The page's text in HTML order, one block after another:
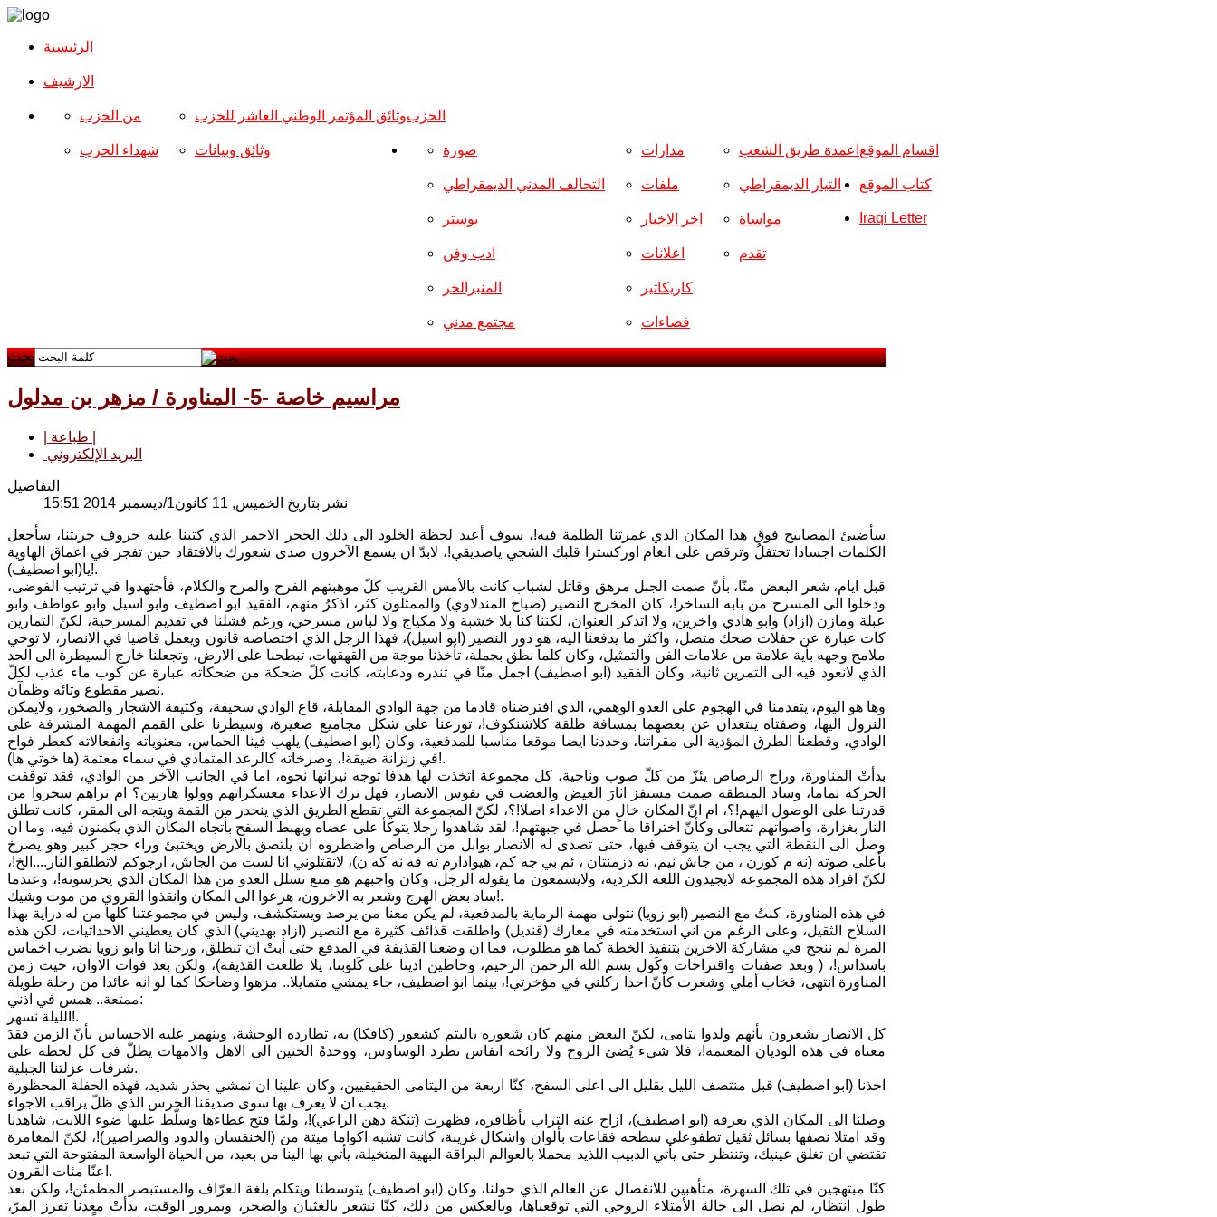
الرئيسية
الارشیف
الحزب من الحزب
شهداء الحزب
وثائق المؤتمر الوطني العاشر للحزب
وثائق وبيانات اقسام الموقع صورة
التحالف المدني الديمقراطي
بوستر
ادب وفن
المنبرالحر
مجتمع مدني
مدارات
ملفات
اخر الاخبار
اعلانات
كاريكاتير
فضاءات
اعمدة طريق الشعب
التيار الديمقراطي
مواساة
تقدم
كتاب الموقع
Iraqi Letter
بحث
مراسيم خاصة -5- المناورة / مزهر بن مدلول
البريد الإلكتروني
التفاصيل
نشر بتاريخ الخميس, 11 كانون1/ديسمبر 2014 15:51
سأضيئ المصابيح فوق هذا المكان الذي غمرتنا الظلمة فيه!، سوف أعيد لحظة الخلود الى ذلك الحجر الاحمر الذي كتبنا عليه حروف حريتنا، سأجعل
الكلمات اجسادا تحتفلُ وترقص على انغام اوركسترا قلبك الشجي ياصديقي!، لابدّ ان يسمع الآخرون صدى شعورك بالافتقاد حين تفجر في اعماق الهاوية
يا(ابو اصطيف)!.
قبل ايام، شعر البعض منّا، بأنّ صمت الجبل مرهق وقاتل لشباب كانت بالأمس القريب كلّ موهبتهم الفرح والمرح والكلام، فأجتهدوا في ترتيب الفوضى،
ودخلوا الى المسرح من بابه الساخر!، كان المخرج النصير (صباح المندلاوي) والممثلون كثر، اذكرُ منهم، الفقيد ابو اصطيف وابو اسيل وابو عواطف وابو
عبلة ومازن (ازاد) وابو هادي واخرين، ولا اتذكر العنوان، لكننا كنا بلا خشبة ولا مكياج ولا لباس مسرحي، ورغم فشلنا في تقديم المسرحية، لكنّ التمارين
كات عبارة عن حفلات ضحك متصل، واكثر ما يدفعنا اليه، هو دور النصير (ابو اسيل)، فهذا الرجل الذي اختصاصه قانون ويعمل قاضيا في الانصار، لا توحي
ملامح وجهه بأية علامة من علامات الفن والتمثيل، وكان كلما نطق بجملة، تأخذنا موجة من القهقهات، تبطحنا على الارض، وتجعلنا خارج السيطرة الى الحد
الذي لانعود فيه الى التمرين ثانية، وكان الفقيد (ابو اصطيف) اجمل منّا في تندره ودعابته، كانت كلّ ضحكة من ضحكاته عبارة عن كوب ماء عذب لكلّ
نصير مقطوع وتائه وظمآن.
وها هو اليوم، يتقدمنا في الهجوم على العدو الوهمي، الذي افترضناه قادما من جهة الوادي المقابلة، قاع الوادي سحيقة، وكثيفة الاشجار والصخور، ولايمكن
النزول اليها، وضفتاه يبتعدان عن بعضهما بمسافة طلقة كلاشنكوف!، توزعنا على شكل مجاميع صغيرة، وسيطرنا على القمم المهمة المشرفة على
الوادي، وقطعنا الطرق المؤدية الى مقراتنا، وحددنا ايضا موقعا مناسبا للمدفعية، وكان (ابو اصطيف) يلهب فينا الحماس، معنوياته وانفعالاته كعطر فواح
في زنزانة ضيقة!، وصرخاته كالرعد المتمادي في سماء معتمة (ها خوتي ها)!.
بدأتْ المناورة، وراح الرصاص يئزّ من كلّ صوب وناحية، كل مجموعة اتخذت لها هدفا توجه نيرانها نحوه، اما في الجانب الآخر من الوادي، فقد توقفت
الحركة تماما، وساد المنطقة صمت مستفز اثارَ الغيض والغضب في نفوس الانصار، فهل ترك الاعداء معسكراتهم وولوا هاربين؟ ام تراهم سخروا من
قدرتنا على الوصول اليهم!؟، ام انّ المكان خالٍ من الاعداء اصلا!؟، لكنّ المجموعة التي تقطع الطريق الذي ينحدر من القمة ويتجه الى المقر، كانت تطلق
النار بغزارة، واصواتهم تتعالى وكأنّ اختراقا ما حصل في جبهتهم!، لقد شاهدوا رجلا يتوكأ على عصاه ويهبط السفح بأتجاه المكان الذي يكمنون فيه، وما ان
وصل الى النقطة التي يجب ان يتوقف فيها، حتى تصدى له الانصار بوابل من الرصاص واضطروه ان يلتصق بالارض ويختبئ وراء حجر كبير وهو يصرخ
بأعلى صوته (نه م كوزن ، من جاش نيم، نه دزمنتان ، ئم بي جه كم، هيوادارم ته قه نه كه ن)، لاتقتلوني انا لست من الجاش، ارجوكم لاتطلقو النار....الخ!،
لكنّ افراد هذه المجموعة لايجيدون اللغة الكردية، ولايسمعون ما يقوله الرجل، وكان واجبهم هو منع تسلل العدو من هذا المكان الذي يحرسونه!، وعندما
ساد بعض الهرج وشعر به الاخرون، هرعوا الى المكان وانقذوا القروي من موت وشيك!.
في هذه المناورة، كنتُ مع النصير (ابو زويا) نتولى مهمة الرماية بالمدفعية، لم يكن معنا من يرصد ويستكشف، وليس في مجموعتنا كلها من له دراية بهذا
السلاح الثقيل، وعلى الرغم من اني استخدمته في معارك (قنديل) واطلقت قذائف كثيرة مع النصير (ازاد بهديني) الذي كان يعطيني الاحداثيات، لكن هذه
المرة لم ننجح في مشاركة الاخرين بتنفيذ الخطة كما هو مطلوب، فما ان وضعنا القذيفة في المدفع حتى أبتْ ان تنطلق، ورحنا انا وابو زويا نضرب اخماس
باسداس!، ( وبعد صفنات واقتراحات وكَول بسم اللة الرحمن الرحيم، وحاطين ادينا على كَلوبنا، يلا طلعت القذيفة)، ولكن بعد فوات الاوان، حيث زمن
المناورة انتهى، فخاب أملي وشعرت كأنّ احدا ركلني في مؤخرتي!، بينما ابو اصطيف، جاء يمشي متمايلا.. مزهوا وضاحكا كما لو انه عائدا من رحلة طويلة
ممتعة.. همس في اذني:
الليلة نسهر!.
كل الانصار يشعرون بأنهم ولدوا يتامى، لكنّ البعض منهم كان شعوره باليتم كشعور (كافكا) به، تطارده الوحشة، وينهمر عليه الاحساس بأنّ الزمن فقدَ
معناه في هذه الوديان المعتمة!، فلا شيء يُضئ الروح ولا رائحة انفاس تطرد الوساوس، ووحدهُ الحنين الى الاهل والامهات يطلّ في كل لحظة على
شرفات عزلتنا الجبلية.
اخذنا (ابو اصطيف) قبل منتصف الليل بقليل الى اعلى السفح، كنّا اربعة من اليتامى الحقيقيين، وكان علينا ان نمشي بحذر شديد، فهذه الحفلة المحظورة
يجب ان لا يعرف بها سوى صديقنا الحرس الذي ظلّ يراقب الاجواء.
وصلنا الى المكان الذي يعرفه (ابو اصطيف)، ازاح عنه التراب بأظافره، فظهرت (تنكة دهن الراعي)!، ولمّا فتح غطاءها وسلّط عليها ضوء اللايت، شاهدنا
وقد امتلا نصفها بسائل ثقيل تطفوعلى سطحه فقاعات بألوان واشكال غريبة، كانت تشبه اكواما ميتة من (الخنفسان والدود والصراصير)!، لكنّ المغامرة
تقتضي ان تغلق عينيك، وتنتظر حتى يأتي الدبيب اللذيد محملا بالعوالم البراقة البهية المتخيلة، يأتي بها الينا من بعيد، من الحياة الواسعة المفتوحة التي تبعد
عنّا مئات القرون!.
كنّا مبتهجين في تلك السهرة، متأهبين للانفصال عن العالم الذي حولنا، وكان (ابو اصطيف) يتوسطنا ويتكلم بلغة العرّاف والمستبصر المطمئن!، ولكن بعد
طول انتظار، لم نصل الى حالة الأمتلاء الروحي التي توقعناها، وبالعكس من ذلك، كنّا نشعر بالغثيان والضجر، وبمرور الوقت، بدأتْ معدنا تفرز المرّ،